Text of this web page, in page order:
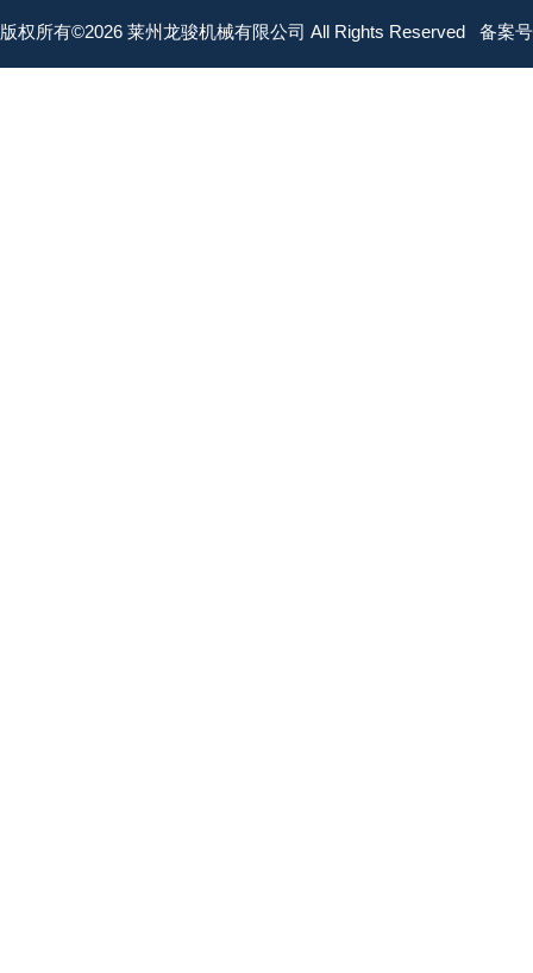
版权所有©2026 莱州龙骏机械有限公司 All Rights Reserved 备案